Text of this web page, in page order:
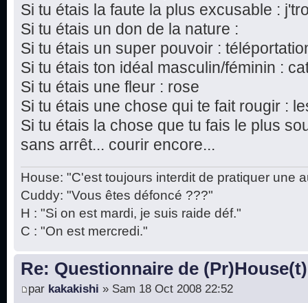
Si tu étais la faute la plus excusable :
Si tu étais un don de la nature :
Si tu étais un super pouvoir :
Si tu étais ton idéal masculin/féminin :
Si tu étais une fleur : rose
Si tu étais une chose qui te fait rougir :
Si tu étais la chose que tu fais le plus
sans arrêt... courir encore...
House: "C'est toujours interdit de pratiquer une
Cuddy: "Vous êtes défoncé ???"
H : "Si on est mardi, je suis raide déf."
C : "On est mercredi."
Re: Questionnaire de (Pr)House(t)
par kakakishi » Sam 18 Oct 2008 22:52